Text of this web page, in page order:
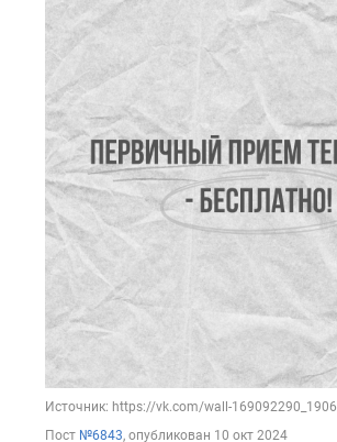
Источник: https://vk.com/wall-169092290_1906
Пост №6843, опубликован 10 окт 2024